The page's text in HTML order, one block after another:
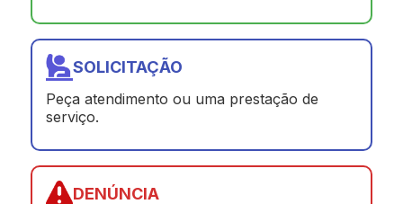
SOLICITAÇÃO
Peça atendimento ou uma prestação de
serviço.
DENÚNCIA